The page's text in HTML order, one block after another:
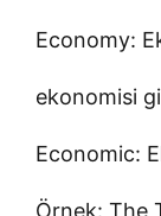
Economy:
ekonomisi
Economic:
Örnek: The